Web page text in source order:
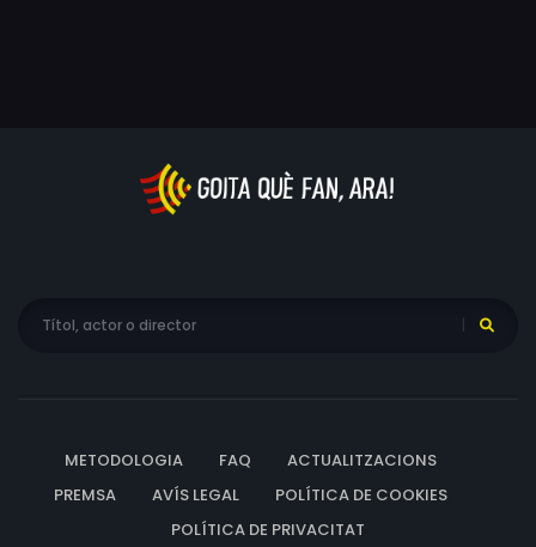
METODOLOGIA FAQ
ACTUALITZACIONS
PREMSA
AVÍS LEGAL
POLÍTICA DE COOKIES
POLÍTICA DE PRIVACITAT